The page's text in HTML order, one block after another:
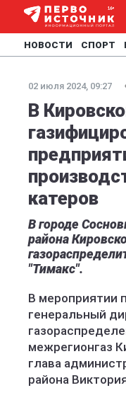
НОВОСТИ СПОРТ
02 июля 2024, 09:27
В
катеров
В городе
района
"Тимакс".
В мероприятии
генеральный
межрегионгаз
глава
района